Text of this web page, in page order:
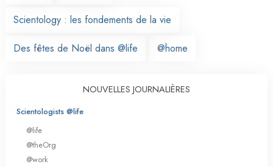
Scientology : les fondements de la vie
Des fêtes de Noël dans @life @home
NOUVELLES JOURNALIÈRES
Scientologists @life
@life
@theOrg
@work